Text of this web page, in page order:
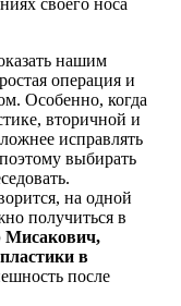
нашим
операция и
Особенно, когда
вторичной и
исправлять
выбирать
на одной
получиться в
в
после